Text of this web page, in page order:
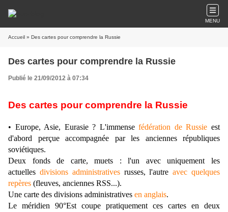
MENU
Accueil » Des cartes pour comprendre la Russie
Des cartes pour comprendre la Russie
Publié le 21/09/2012 à 07:34
Des cartes pour comprendre la Russie
• Europe, Asie, Eurasie ? L'immensefédération de Russie est
d'abord perçue accompagnée par les anciennes républiques
soviétiques.
Deux fonds de carte, muets : l'un avec uniquement les
actuelles divisions administrativesrusses, l'autreavec quelques
repères (fleuves, anciennes RSS...).
Une carte des divisions administratives en anglais.
Le méridien 90°Est coupe pratiquement ces cartes en deux